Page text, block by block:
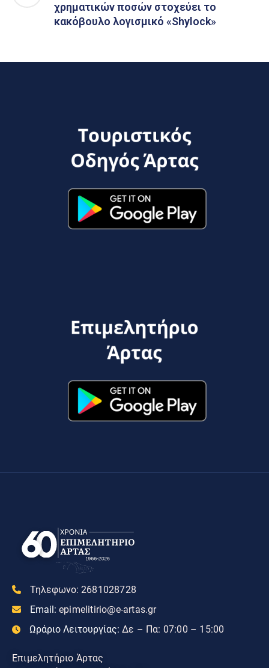
χρηματικών ποσών στοχεύει το
κακόβουλο λογισμικό «Shylock»
Τηλεφωνο: 2681028728
Email: epimelitirio@e-artas.gr
Ωράριο Λειτουργίας: Δε – Πα: 07:00 – 15:00
Επιμελητήριο Άρτας